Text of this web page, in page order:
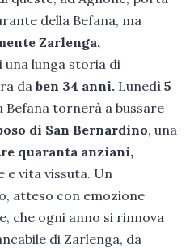
della Befana, ma
Zarlenga,
lunga storia di
da ben 34 anni. Lunedì 5
Befana tornerà a bussare
di San Bernardino, una
quaranta anziani,
vita vissuta. Un
atteso con emozione
che ogni anno si rinnova
di Zarlenga, da